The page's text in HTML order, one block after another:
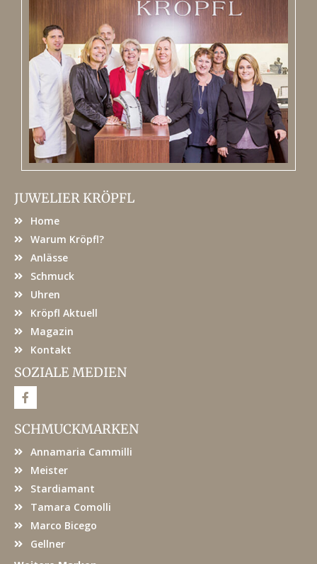
JUWELIER KRÖPFL
Home
Warum Kröpfl?
Anlässe
Schmuck
Uhren
Kröpfl Aktuell
Magazin
Kontakt
SOZIALE MEDIEN
F
a
e
b
o
SCHMUCKMARKEN
Annamaria Cammilli
Meister
Stardiamant
Tamara Comolli
Marco Bicego
Gellner